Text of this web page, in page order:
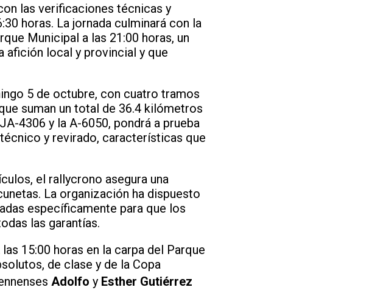
las verificaciones técnicas y
horas. La jornada culminará con la
Municipal a las 21:00 horas, un
afición local y provincial y que
5 de octubre, con cuatro tramos
suman un total de 36.4 kilómetros
4306 y la A-6050, pondrá a prueba
y revirado, características que
el rallycrono asegura una
La organización ha dispuesto
específicamente para que los
las garantías.
15:00 horas en la carpa del Parque
de clase y de la Copa
Adolfo y Esther Gutiérrez